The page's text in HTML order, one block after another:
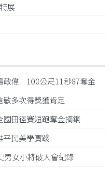
展
政偉 100公尺11秒87奪金
多次得獎獲肯定
田徑賽短跑奪金摘銅
民美學實踐
女小將破大會紀錄